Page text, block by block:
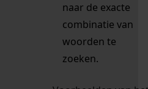
naar de exacte
combinatie van
woorden te
zoeken.